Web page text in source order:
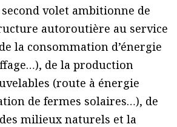
volet ambitionne de
autoroutière au service
la consommation d’énergie
de la production
(route à énergie
de fermes solaires…), de
milieux naturels et la